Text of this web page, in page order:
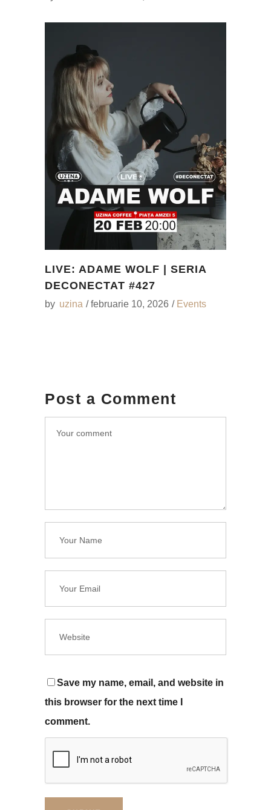
LIVE: ADAME WOLF | SERIA
DECONECTAT #427
by uzina februarie 10, 2026 Events
Post a Comment
Save my name, email, and website in
this browser for the next time I
comment.